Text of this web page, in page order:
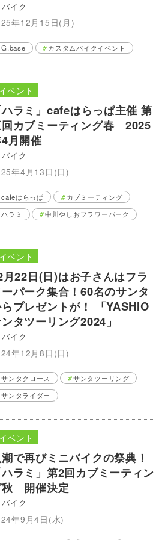
バイク
年12月15日(月)
G.base カスタムバイクイベント
ハラミ」cafeはらっぱ主催 第
カブミーティング春 2025
月開催
バイク
年4月13日(日)
ベント
cafeはらっぱ
カブミーティング
ハラミ
中川やしおフラワーパーク
月22日(日)はお子さんはフラ
パーク集合！60名のサンタ
プレゼントが！ 「YASHIO
タツーリング2024」
バイク
年12月8日(日)
ベント
サンタクロース
サンタツーリング
サンタライダー
で再びミニバイクの祭典！
ハラミ」第2回カブミーティン
秋 開催決定
バイク
年9月4日(水)
ベント